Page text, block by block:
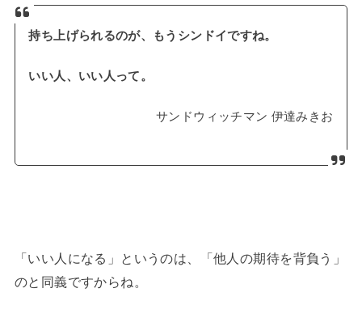
持ち上げられるのが、もうシンドイですね。
いい人、いい人って。
サンドウィッチマン 伊達みきお
「いい人になる」というのは、「他人の期待を背負う」
のと同義ですからね。